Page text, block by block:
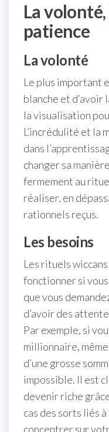
La
patience
La volonté
Le plus important
blanche et
la visualisation
L’incrédulité et la
dans
changer sa
fermement au
réaliser, en
rationnels reçus.
Les besoins
Les rituels
fonctionner si
que vous
d’avoir des
Par exemple, si
millionnaire,
d’une grosse
impossible. Il est
devenir riche
cas des sorts liés
concentrer sur